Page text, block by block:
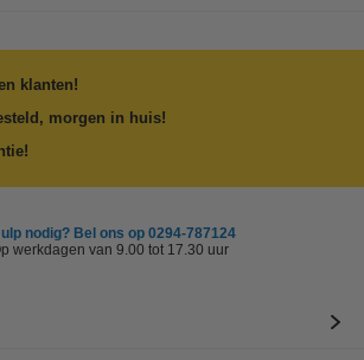
klanten!
morgen in huis!
nodig? Bel ons op 0294-787124
werkdagen van 9.00 tot 17.30 uur